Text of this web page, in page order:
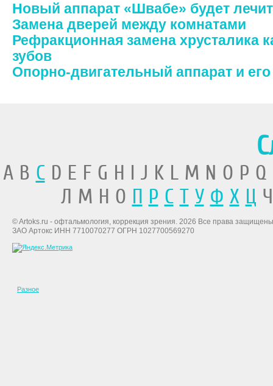
Новый аппарат «Швабе» будет
Замена дверей между комнатами
Рефракционная замена хрусталика
зубов
Опорно-двигательный аппарат и
A B CD E F G H I J K L M N O P
Л М Н О П Р С Т У Ф Х Ц
© Artoks.ru - офтальмология, коррекция зрения. 2026 Все права
ЗАО Артокс ИНН 7710070277 ОГРН 1027700569270
Разное